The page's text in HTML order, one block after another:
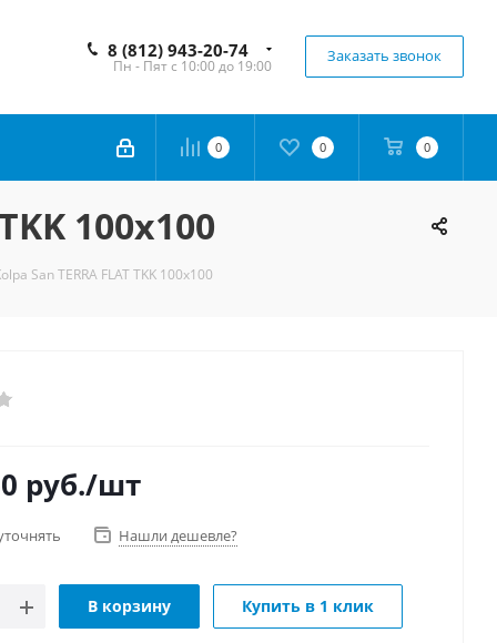
8 (812) 943-20-74
Пн - Пят с 10:00 до 19:00
Заказать звонок
0 0 0
100х100
San TERRA FLAT TKK 100х100
руб./шт
Нашли дешевле?
В корзину Купить в 1 клик